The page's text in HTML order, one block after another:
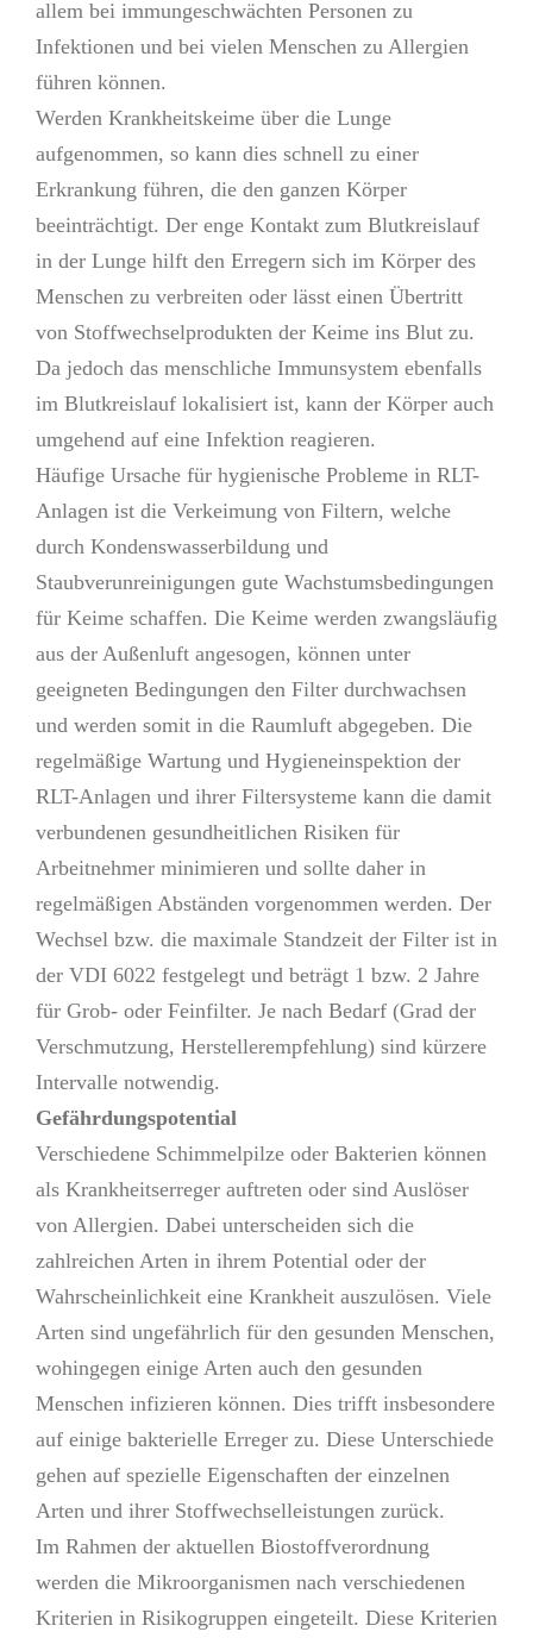
allem bei immungeschwächten Personen zu
Infektionen und bei vielen Menschen zu Allergien
führen können.
Werden Krankheitskeime über die Lunge
aufgenommen, so kann dies schnell zu einer
Erkrankung führen, die den ganzen Körper
beeinträchtigt. Der enge Kontakt zum Blutkreislauf
in der Lunge hilft den Erregern sich im Körper des
Menschen zu verbreiten oder lässt einen Übertritt
von Stoffwechselprodukten der Keime ins Blut zu.
Da jedoch das menschliche Immunsystem ebenfalls
im Blutkreislauf lokalisiert ist, kann der Körper auch
umgehend auf eine Infektion reagieren.
Häufige Ursache für hygienische Probleme in RLT-
Anlagen ist die Verkeimung von Filtern, welche
durch Kondenswasserbildung und
Staubverunreinigungen gute Wachstumsbedingungen
für Keime schaffen. Die Keime werden zwangsläufig
aus der Außenluft angesogen, können unter
geeigneten Bedingungen den Filter durchwachsen
und werden somit in die Raumluft abgegeben. Die
regelmäßige Wartung und Hygieneinspektion der
RLT-Anlagen und ihrer Filtersysteme kann die damit
verbundenen gesundheitlichen Risiken für
Arbeitnehmer minimieren und sollte daher in
regelmäßigen Abständen vorgenommen werden. Der
Wechsel bzw. die maximale Standzeit der Filter ist in
der VDI 6022 festgelegt und beträgt 1 bzw. 2 Jahre
für Grob- oder Feinfilter. Je nach Bedarf (Grad der
Verschmutzung, Herstellerempfehlung) sind kürzere
Intervalle notwendig.
Gefährdungspotential
Verschiedene Schimmelpilze oder Bakterien können
als Krankheitserreger auftreten oder sind Auslöser
von Allergien. Dabei unterscheiden sich die
zahlreichen Arten in ihrem Potential oder der
Wahrscheinlichkeit eine Krankheit auszulösen. Viele
Arten sind ungefährlich für den gesunden Menschen,
wohingegen einige Arten auch den gesunden
Menschen infizieren können. Dies trifft insbesondere
auf einige bakterielle Erreger zu. Diese Unterschiede
gehen auf spezielle Eigenschaften der einzelnen
Arten und ihrer Stoffwechselleistungen zurück.
Im Rahmen der aktuellen Biostoffverordnung
werden die Mikroorganismen nach verschiedenen
Kriterien in Risikogruppen eingeteilt. Diese Kriterien